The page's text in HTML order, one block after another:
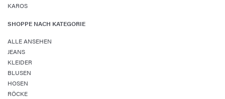
KAROS
SHOPPE NACH KATEGORIE
ALLE ANSEHEN
JEANS
KLEIDER
BLUSEN
HOSEN
RÖCKE